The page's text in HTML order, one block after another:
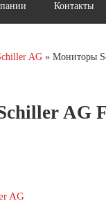
Контакты
AG
Мониторы
AG
AG